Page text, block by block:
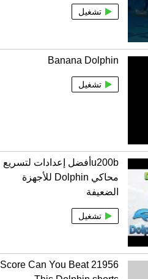
تشغيل
Banana Dolphin
تشغيل
u200bأفضل إعدادات لتسريع
محاكي Dolphin للأجهزة
الضعيفة
تشغيل
21956 Score Can You Beat